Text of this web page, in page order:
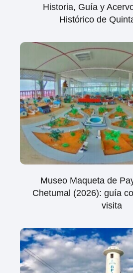
Historia, Guía y
Histórico de
Museo Maqueta de
Chetumal (2026): guía
visita